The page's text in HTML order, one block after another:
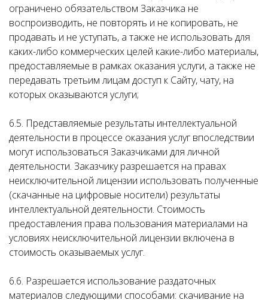
ограничено обязательством Заказчика не
воспроизводить, не повторять и не копировать, не
продавать и не уступать, а также не использовать для
каких-либо коммерческих целей какие-либо материалы,
предоставляемые в рамках оказания услуги, а также не
передавать третьим лицам доступ к Сайту, чату, на
которых оказываются услуги;
6.5. Представляемые результаты интеллектуальной
деятельности в процессе оказания услуг впоследствии
могут использоваться Заказчиками для личной
деятельности. Заказчику разрешается на правах
неисключительной лицензии использовать полученные
(скачанные на цифровые носители) результаты
интеллектуальной деятельности. Стоимость
предоставления права пользования материалами на
условиях неисключительной лицензии включена в
стоимость оказываемых услуг.
6.6. Разрешается использование раздаточных
материалов следующими способами: скачивание на